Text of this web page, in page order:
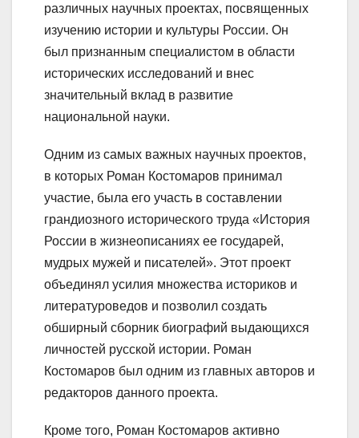
различных научных проектах, посвященных
изучению истории и культуры России. Он
был признанным специалистом в области
исторических исследований и внес
значительный вклад в развитие
национальной науки.
Одним из самых важных научных проектов,
в которых Роман Костомаров принимал
участие, была его участь в составлении
грандиозного исторического труда «История
России в жизнеописаниях ее государей,
мудрых мужей и писателей». Этот проект
объединял усилия множества историков и
литературоведов и позволил создать
обширный сборник биографий выдающихся
личностей русской истории. Роман
Костомаров был одним из главных авторов и
редакторов данного проекта.
Кроме того, Роман Костомаров активно